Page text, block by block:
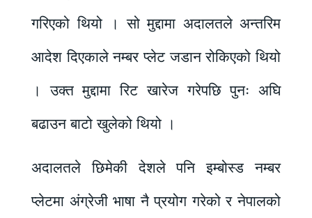
गरिएको थियो । सो मुद्दामा अदालतले अन्तरिम
आदेश दिएकाले नम्बर प्लेट जडान रोकिएको थियो
। उक्त मुद्दामा रिट खारेज गरेपछि पुनः अघि
बढाउन बाटो खुलेको थियो ।
अदालतले छिमेकी देशले पनि इम्बोस्ड नम्बर
प्लेटमा अंग्रेजी भाषा नै प्रयोग गरेको र नेपालको